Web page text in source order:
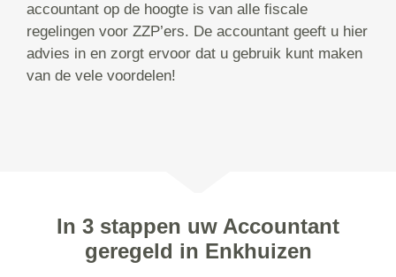
accountant op de hoogte is van alle fiscale
regelingen voor ZZP’ers. De accountant geeft u hier
advies in en zorgt ervoor dat u gebruik kunt maken
van de vele voordelen!
In 3 stappen uw Accountant
geregeld in Enkhuizen